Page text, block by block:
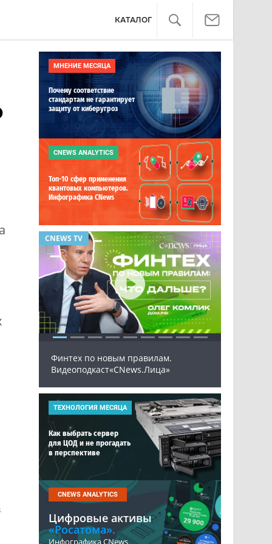
КАТАЛОГ
МНЕНИЕ МЕСЯЦА
Почему соответствие
стандартам не гарантирует
защиту от киберугроз
CNEWS ANALYTICS
Топ-10 сфер применения
квантовых компьютеров.
Инфографика CNews
CNEWS TV
Финтех по новым правилам.
Видеоподкаст«CNews.Лица»
ТЕХНОЛОГИЯ МЕСЯЦА
Как выбрать сервер
для ЦОД и не прогадать
в перспективе
CNEWS ANALYTICS
Цифровые активы
«Росатома».
Инфографика CNews